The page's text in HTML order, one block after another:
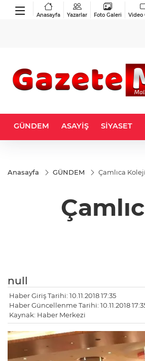
Anasayfa Yazarlar Foto Galeri Video
GÜNDEM ASAYİŞ SİYASET
Anasayfa GÜNDEM Çamlıca
null
Haber Giriş Tarihi: 10.11.2018 17:35
Haber Güncellenme Tarihi: 10.11.2018
Kaynak: Haber Merkezi